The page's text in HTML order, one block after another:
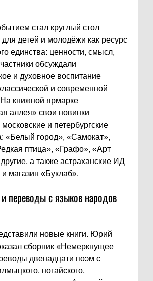
стал круглый стол
детей и молодёжи как ресурс
единства: ценности, смысл,
обсуждали
и духовное воспитание
и современной
книжной ярмарке
аллея» свои новинки
и петербургские
«Белый город», «Самокат»,
птица», «Графо», «Арт
а также астраханские ИД
магазин «Буклаб».
переводы с языков народов
новые книги. Юрий
сборник «Немеркнущее
двенадцати поэм с
ногайского,